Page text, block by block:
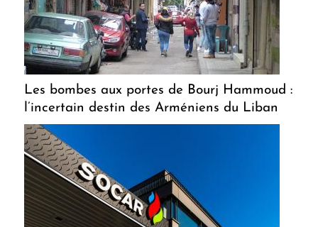
Les bombes aux portes de Bourj Hammoud :
l’incertain destin des Arméniens du Liban